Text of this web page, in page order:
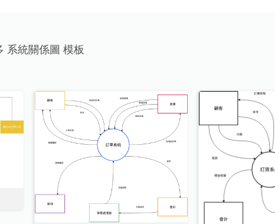
系統關係圖 模板